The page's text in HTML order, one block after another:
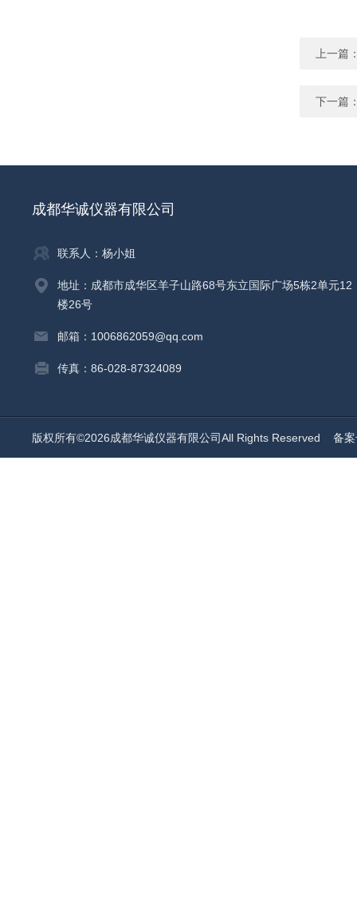
上一篇
下一篇
成都华诚仪器有限公司
联系人：杨小姐
地址：成都市成华区羊子山路68号东立国际广场5栋2单元12
楼26号
邮箱：1006862059@qq.com
传真：86-028-87324089
版权所有©2026成都华诚仪器有限公司All Rights Reserved 备